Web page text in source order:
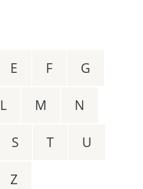
E F G
L M N
S T U
Z